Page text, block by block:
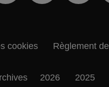
cookies Règlement
2026 2025